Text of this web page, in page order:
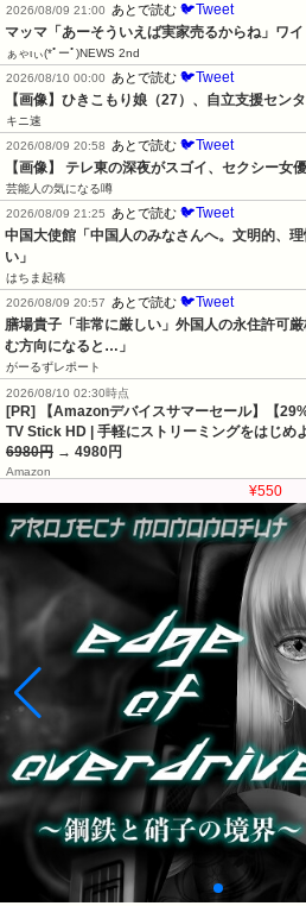
2026/08/09 21:00
あとで読む 🐦Tweet
マッマ「あーそういえば実家売るからね」ワイ
ぁゃιぃ(*ﾟーﾟ)NEWS 2nd
2026/08/10 00:00
あとで読む 🐦Tweet
【画像】ひきこもり娘（27）、自立支援セン
キニ速
2026/08/09 20:58
あとで読む 🐦Tweet
【画像】 テレ東の深夜がスゴイ、セクシー女
芸能人の気になる噂
2026/08/09 21:25
あとで読む 🐦Tweet
中国大使館「中国人のみなさんへ。文明的、
い」
はちま起稿
2026/08/09 20:57
あとで読む 🐦Tweet
膳場貴子「非常に厳しい」外国人の永住許可
む方向になると…」
がーるずレポート
2026/08/10 02:30時点
[PR] 【Amazonデバイスサマーセール】【
TV Stick HD | 手軽にストリーミングをはじめ
6980円 → 4980円
Amazon
¥550